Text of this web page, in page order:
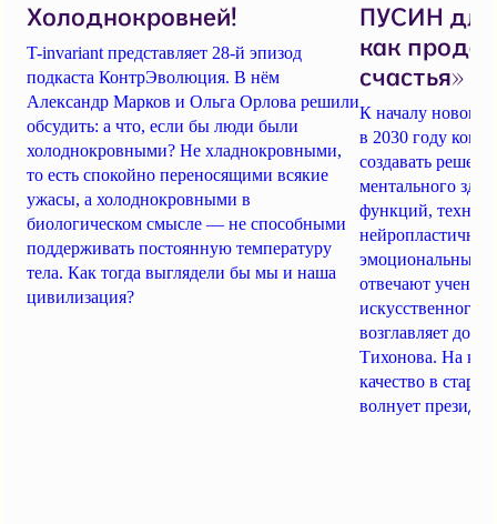
Холоднокровней!
T-invariant представляет 28-й эпизод
подкаста КонтрЭволюция. В нём
Александр Марков и Ольга Орлова решили
обсудить: а что, если бы люди были
холоднокровными? Не хладнокровными,
то есть спокойно переносящими всякие
ужасы, а холоднокровными в
биологическом смысле — не способными
поддерживать постоянную температуру
тела. Как тогда выглядели бы мы и наша
цивилизация?
ПУСИН для
как
счастья»
К началу нового
в 2030 году
создавать
ментального
функций,
эмоциональным
отвечают ученые
искусственного
возглавляет
Тихонова. На
качество в
волнует